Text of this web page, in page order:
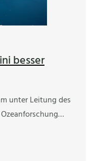
besser
unter Leitung des